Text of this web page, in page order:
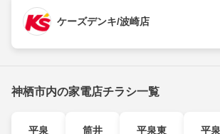
ケーズデンキ/波崎店
神栖市内の家電店チラシ一覧
平泉 筒井 平泉東 平